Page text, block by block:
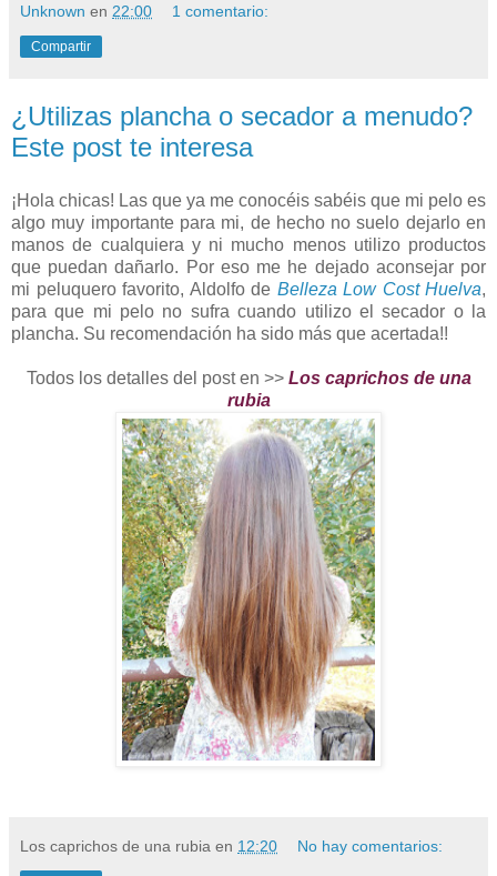
Unknown en 22:00 1 comentario:
Compartir
¿Utilizas plancha o secador a menudo?
Este post te interesa
¡Hola chicas! Las que ya me conocéis sabéis que mi pelo es
algo muy importante para mi, de hecho no suelo dejarlo en
manos de cualquiera y ni mucho menos utilizo productos
que puedan dañarlo. Por eso me he dejado aconsejar por
mi peluquero favorito, Aldolfo de Belleza Low Cost Huelva,
para que mi pelo no sufra cuando utilizo el secador o la
plancha. Su recomendación ha sido más que acertada!!
Todos los detalles del post en >> Los caprichos de una
rubia
Los caprichos de una rubia en 12:20 No hay comentarios: